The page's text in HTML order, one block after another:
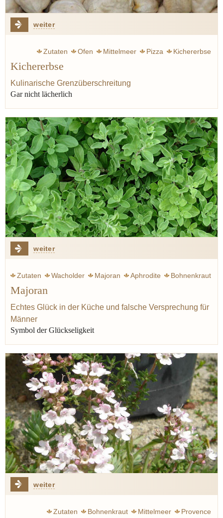
weiter
Zutaten Ofen Mittelmeer Pizza
Kichererbse
Orient
Eintopf
Kichererbse
Kulinarische Grenzüberschreitung
Gar nicht lächerlich
weiter
Zutaten Wacholder Majoran Aphrodite
Bohnenkraut
Thymian
Oregano
Liebe
Majoran
Echtes Glück in der Küche und falsche Versprechung für
Männer
Symbol der Glückseligkeit
weiter
Zutaten Bohnenkraut Mittelmeer Provence